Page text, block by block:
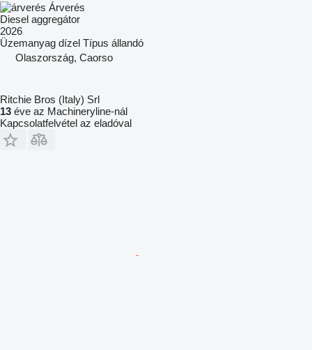
Árverés
Diesel aggregátor
2026
Üzemanyag dízel Típus állandó
Olaszország, Caorso
Ritchie Bros (Italy) Srl
13 éve az Machineryline-nál
Kapcsolatfelvétel az eladóval